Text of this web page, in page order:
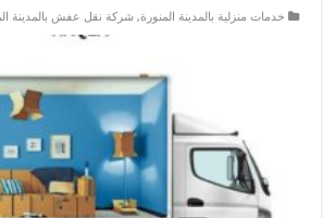
خدمات منزلية بالمدينة المنورة,شركة نقل عفش بالمدينة